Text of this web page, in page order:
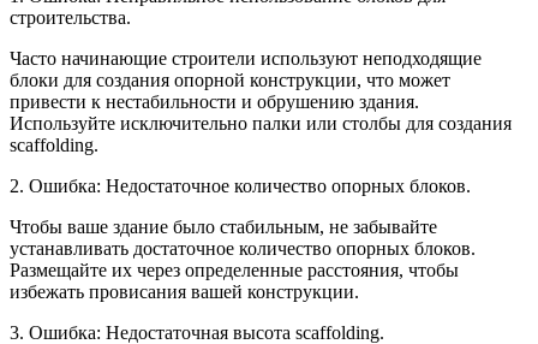
строительства.
Часто начинающие строители используют неподходящие
блоки для создания опорной конструкции, что может
привести к нестабильности и обрушению здания.
Используйте исключительно палки или столбы для создания
scaffolding.
2. Ошибка: Недостаточное количество опорных блоков.
Чтобы ваше здание было стабильным, не забывайте
устанавливать достаточное количество опорных блоков.
Размещайте их через определенные расстояния, чтобы
избежать провисания вашей конструкции.
3. Ошибка: Недостаточная высота scaffolding.